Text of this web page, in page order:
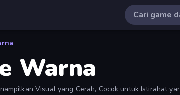
Warna
Visual yang Cerah, Cocok untuk Istirahat